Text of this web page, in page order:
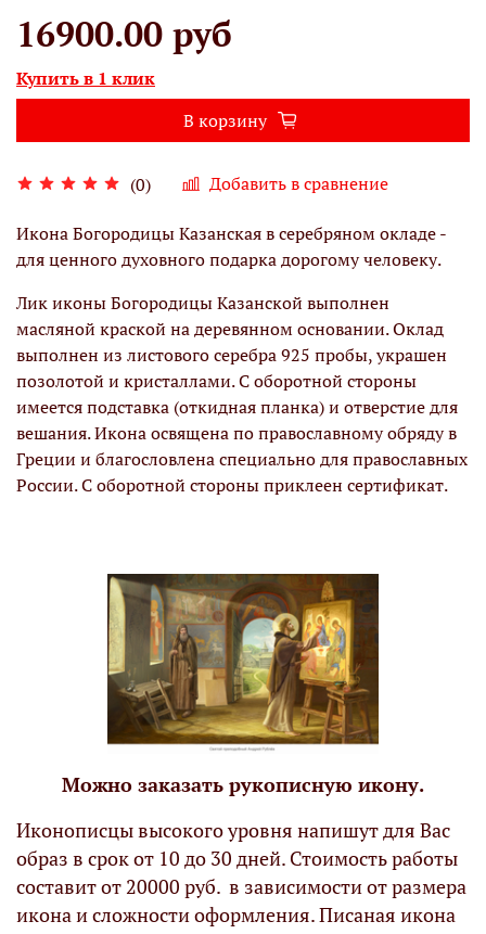
(0) Добавить в сравнение
16900.00 руб
Купить в 1 клик
В корзину
Икона Богородицы Казанская в серебряном окладе -
для ценного духовного подарка дорогому человеку.
Лик иконы Богородицы Казанской выполнен
масляной краской на деревянном основании. Оклад
выполнен из листового серебра 925 пробы, украшен
позолотой и кристаллами. С оборотной стороны
имеется подставка (откидная планка) и отверстие для
вешания. Икона освящена по православному обряду в
Греции и благословлена специально для православных
России. С оборотной стороны приклеен сертификат.
Можно заказать рукописную икону.
Иконописцы высокого уровня напишут для Вас
образ в срок от 10 до 30 дней. Стоимость работы
составит от 20000 руб. в зависимости от размера
икона и сложности оформления. Писаная икона